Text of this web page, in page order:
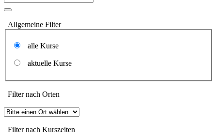
Allgemeine Filter
alle Kurse
aktuelle Kurse
Filter nach Orten
Filter nach Kurszeiten